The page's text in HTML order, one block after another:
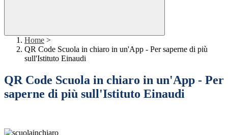
Home >
QR Code Scuola in chiaro in un'App - Per saperne di più
sull'Istituto Einaudi
QR Code Scuola in chiaro in un'App - Per
saperne di più sull'Istituto Einaudi